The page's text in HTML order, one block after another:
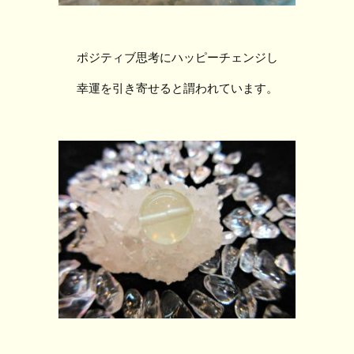
ポジティブ思考にハッピーチェンジし
幸運を引き寄せると謂われています。